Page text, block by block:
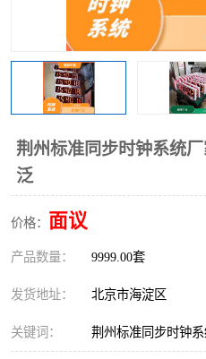
荆州标准同步时钟系统
泛
价格： 面议
产品数量： 9999.00套
发货地址： 北京市海淀区
关键词： 荆州标准同步时钟